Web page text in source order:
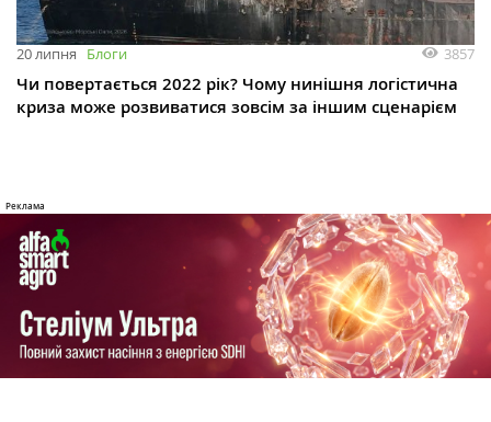
20 липня Блоги 3857
Чи повертається 2022 рік? Чому нинішня логістична
криза може розвиватися зовсім за іншим сценарієм